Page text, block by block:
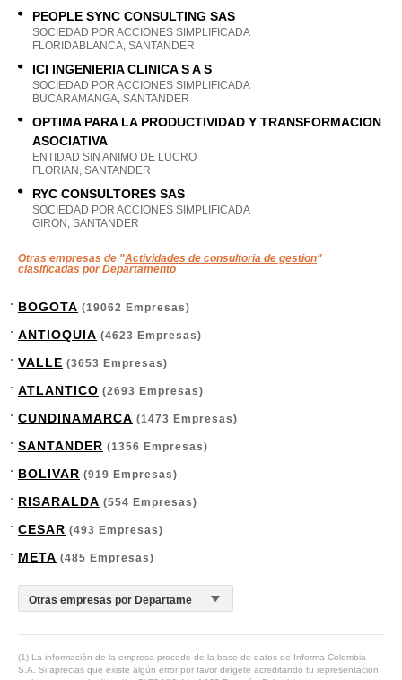
PEOPLE SYNC CONSULTING SAS
SOCIEDAD POR ACCIONES SIMPLIFICADA
FLORIDABLANCA, SANTANDER
ICI INGENIERIA CLINICA S A S
SOCIEDAD POR ACCIONES SIMPLIFICADA
BUCARAMANGA, SANTANDER
OPTIMA PARA LA PRODUCTIVIDAD Y TRANSFORMACION
ASOCIATIVA
ENTIDAD SIN ANIMO DE LUCRO
FLORIAN, SANTANDER
RYC CONSULTORES SAS
SOCIEDAD POR ACCIONES SIMPLIFICADA
GIRON, SANTANDER
Otras empresas de "Actividades de consultoria de gestion"
clasificadas por Departamento
BOGOTA (19062 Empresas)
ANTIOQUIA (4623 Empresas)
VALLE (3653 Empresas)
ATLANTICO (2693 Empresas)
CUNDINAMARCA (1473 Empresas)
SANTANDER (1356 Empresas)
BOLIVAR (919 Empresas)
RISARALDA (554 Empresas)
CESAR (493 Empresas)
META (485 Empresas)
(1) La información de la empresa procede de la base de datos de Informa Colombia
S.A. Si aprecias que existe algún error por favor dirígete acreditando tu representación